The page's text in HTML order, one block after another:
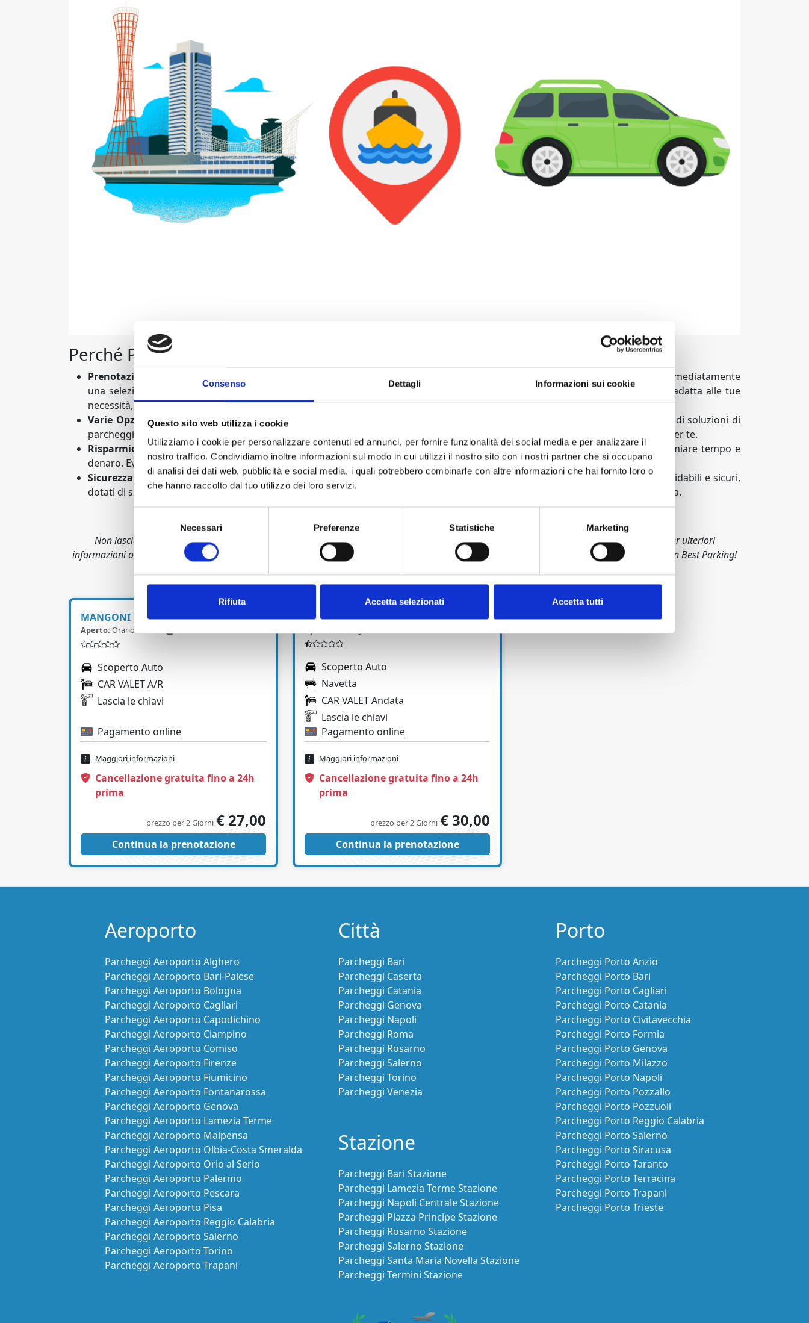
Consenso Dettagli Informazioni sui cookie
Questo sito web utilizza i cookie
Utilizziamo i cookie per personalizzare contenuti ed annunci, per fornire funzionalità dei social media e per analizzare il
nostro traffico. Condividiamo inoltre informazioni sul modo in cui utilizzi il nostro sito con i nostri partner che si occupano
di analisi dei dati web, pubblicità e social media, i quali potrebbero combinarle con altre informazioni che hai fornito loro o
che hanno raccolto dal tuo utilizzo dei loro servizi.
consenso
Necessari Preferenze Statistiche Marketing
Rifiuta Accetta selezionati Accetta tutti
Perché Prenotare il Tuo Parcheggio con Best Parking?
Prenotazione
: Con il nostro sistema di prenotazione intuitivo, puoi inserire le date del tuo viaggio e visualizzare immediatamente
una selezione di parcheggi disponibili vicino al Porto di Terracina. Con pochi clic, puoi prenotare il parcheggio che meglio si adatta alle tue
necessità, tutto in pochi minuti.
Varie Opzioni di Parcheggio:Collaboriamo con una vasta rete di parcheggiatori partner per offrirti una gamma diversificata di soluzioni di
parcheggio. Che tu stia cercando un parcheggio coperto, sorvegliato o conveniente, troverai sicuramente la soluzione perfetta per te.
Risparmio di Tempo e Denaro:Prenotare in anticipo non solo garantisce il tuo posto auto, ma ti permette anche di risparmiare tempo e
denaro. Evita lo stress dell’ultimo minuto e le tariffe elevate prenotando con Best Parking.
Sicurezza al Primo Posto:La sicurezza del tuo veicolo è fondamentale per noi. Collaboriamo esclusivamente con parcheggi affidabili e sicuri,
dotati di sistemi di sorveglianza avanzati e personale qualificato per garantire la protezione del tuo veicolo durante la tua assenza.
Non lasciare al caso il tuo parcheggio. Scegli Best Parking e vivi un’esperienza senza stress né sorprese spiacevoli. Contattaci oggi stesso per ulteriori
informazioni o assistenza nella prenotazione del tuo parcheggio presso il Porto di Terracina. Il tuo viaggio inizia con una prenotazione sicura con Best Parking!
MANGONI PARK
Aperto: Orario ridotto
Scoperto Auto
CAR VALET A/R
Lascia le chiavi
Pagamento online
Maggiori informazioni
Cancellazione gratuita fino a 24h
prima
prezzo per 2 Giorni € 27,00
Continua la prenotazione
ATICAR - PARCHEGGIO CROCIERE
Scoperto Auto
Navetta
CAR VALET Andata
Lascia le chiavi
Pagamento online
Maggiori informazioni
Cancellazione gratuita fino a 24h
prima
prezzo per 2 Giorni € 30,00
Continua la prenotazione
Aeroporto
Parcheggi Aeroporto Alghero
Parcheggi Aeroporto Bari-Palese
Parcheggi Aeroporto Bologna
Parcheggi Aeroporto Cagliari
Parcheggi Aeroporto Capodichino
Parcheggi Aeroporto Ciampino
Parcheggi Aeroporto Comiso
Parcheggi Aeroporto Firenze
Parcheggi Aeroporto Fiumicino
Parcheggi Aeroporto Fontanarossa
Parcheggi Aeroporto Genova
Parcheggi Aeroporto Lamezia Terme
Parcheggi Aeroporto Malpensa
Parcheggi Aeroporto Olbia-Costa Smeralda
Parcheggi Aeroporto Orio al Serio
Parcheggi Aeroporto Palermo
Parcheggi Aeroporto Pescara
Parcheggi Aeroporto Pisa
Parcheggi Aeroporto Reggio Calabria
Parcheggi Aeroporto Salerno
Parcheggi Aeroporto Torino
Parcheggi Aeroporto Trapani
Città
Parcheggi Bari
Parcheggi Caserta
Parcheggi Catania
Parcheggi Genova
Parcheggi Napoli
Parcheggi Roma
Parcheggi Rosarno
Parcheggi Salerno
Parcheggi Torino
Parcheggi Venezia
Stazione
Parcheggi Bari Stazione
Parcheggi Lamezia Terme Stazione
Parcheggi Napoli Centrale Stazione
Parcheggi Piazza Principe Stazione
Parcheggi Rosarno Stazione
Parcheggi Salerno Stazione
Parcheggi Santa Maria Novella Stazione
Parcheggi Termini Stazione
Porto
Parcheggi Porto Anzio
Parcheggi Porto Bari
Parcheggi Porto Cagliari
Parcheggi Porto Catania
Parcheggi Porto Civitavecchia
Parcheggi Porto Formia
Parcheggi Porto Genova
Parcheggi Porto Milazzo
Parcheggi Porto Napoli
Parcheggi Porto Pozzallo
Parcheggi Porto Pozzuoli
Parcheggi Porto Reggio Calabria
Parcheggi Porto Salerno
Parcheggi Porto Siracusa
Parcheggi Porto Taranto
Parcheggi Porto Terracina
Parcheggi Porto Trapani
Parcheggi Porto Trieste